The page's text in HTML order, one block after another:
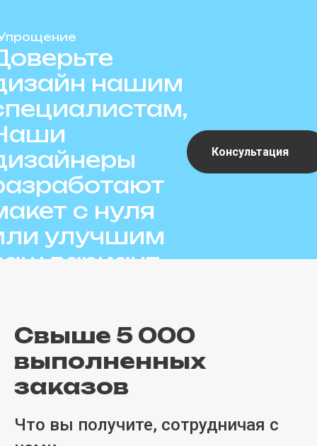
нашим
с нуля
улучшим
вариант
Консультация
Свыше 5 000
выполненных
заказов
Что вы получите, сотрудничая с